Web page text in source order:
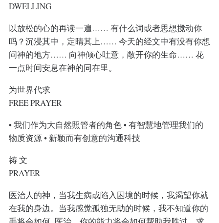
DWELLING
以放松的心的再读一遍…… 有什么词或者思想搅动你
吗？沉浸其中，定睛其上…… 今天的经文中有没有你想
问神的地方…… 向神倾心吐意，敞开你的生命…… 花
一点时间安息在神的同在里。
为世界代求
FREE PRAYER
• 我们作为大自然照管者的角色 • 有智慧地管理我们的
物质资源 • 新颖而有创意的沟通科技
祷 文
PRAYER
医治人的神，当我生病或陷入困境的时候，我渴望你就
在我的身边。当我感觉孤独无助的时候，我不知道你的